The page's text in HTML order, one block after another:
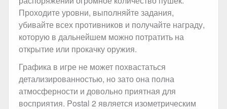
Проходите уровни, выполняйте задания,
убивайте всех противников и получайте награду,
которую в дальнейшем можно потратить на
открытие или прокачку оружия.
Графика в игре не может похвастаться
детализированностью, но зато она полна
атмосферности и довольно приятная для
восприятия. Postal 2 является изометрическим